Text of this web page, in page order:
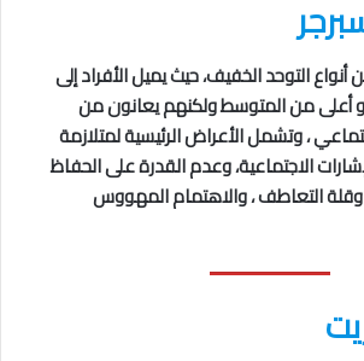
أنواع التوحد الخفيف، حيث يميل الأفراد إلى
أعلى من المتوسط ولكنهم يعانون من
، وتشمل الأعراض الرئيسية لمتلازمة
الاجتماعية، وعدم القدرة على الحفاظ
التعاطف ، والاهتمام المهووس